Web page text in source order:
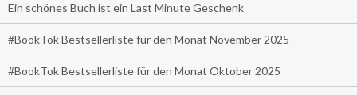
Ein schönes Buch ist ein Last Minute Geschenk
#BookTok Bestsellerliste für den Monat November 2025
#BookTok Bestsellerliste für den Monat Oktober 2025